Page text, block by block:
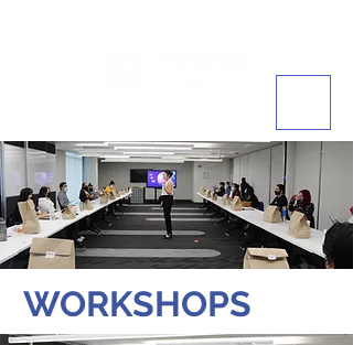
WORKSHOPS